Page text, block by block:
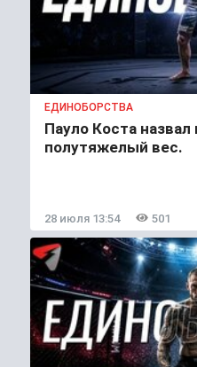
ЕДИНОБОРСТВА
Пауло Коста
полутяжелый вес.
28 июля 13:54 501